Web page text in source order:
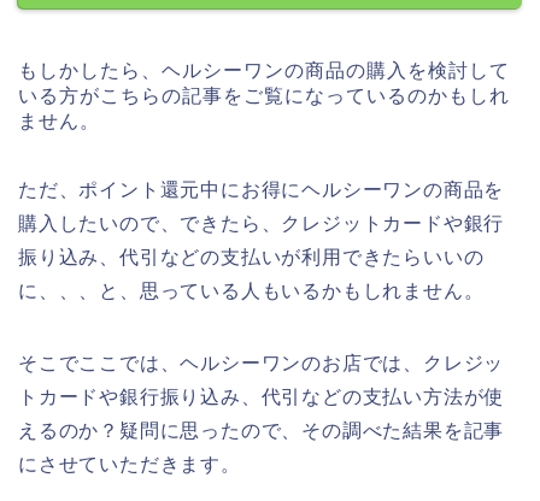
もしかしたら、ヘルシーワンの商品の購入を検討して
いる方がこちらの記事をご覧になっているのかもしれ
ません。
ただ、ポイント還元中にお得にヘルシーワンの商品を
購入したいので、できたら、クレジットカードや銀行
振り込み、代引などの支払いが利用できたらいいの
に、、、と、思っている人もいるかもしれません。
そこでここでは、ヘルシーワンのお店では、クレジッ
トカードや銀行振り込み、代引などの支払い方法が使
えるのか？疑問に思ったので、その調べた結果を記事
にさせていただきます。